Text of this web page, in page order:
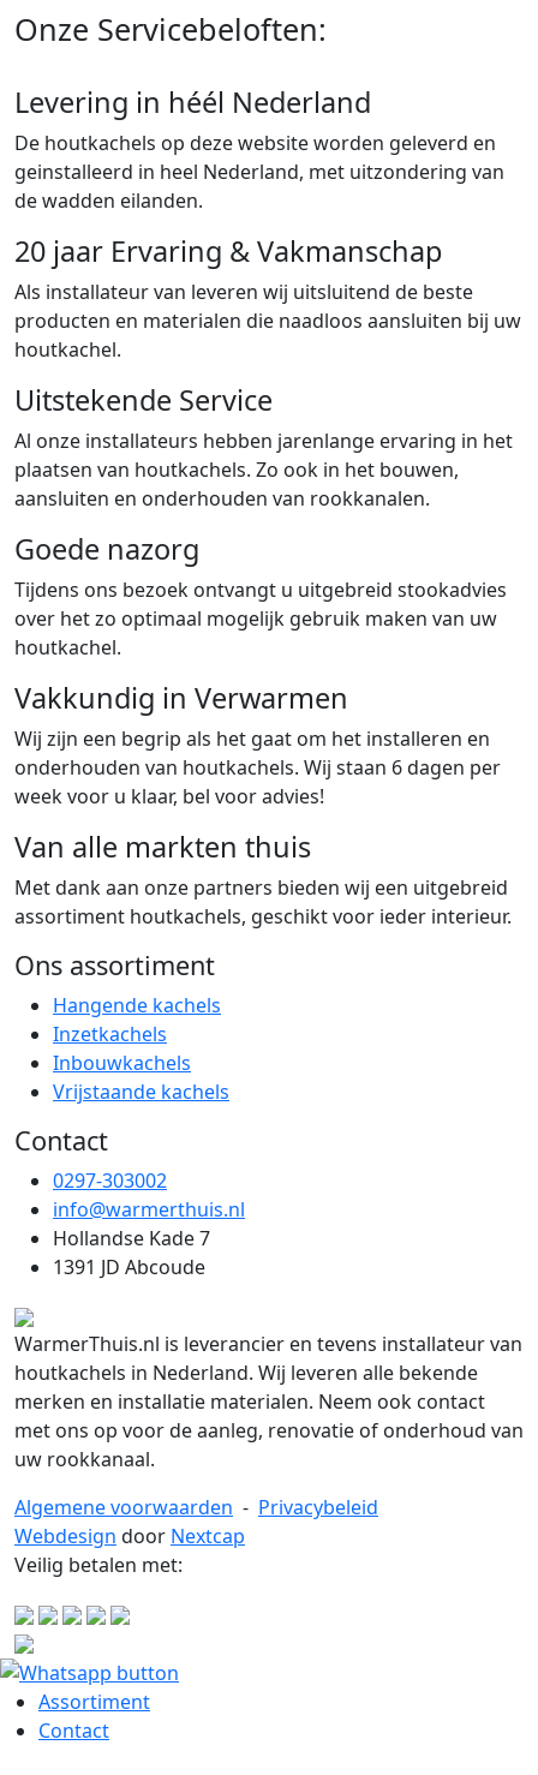
Onze Servicebeloften:
Levering in héél Nederland
De houtkachels op deze website worden geleverd en
geinstalleerd in heel Nederland, met uitzondering van
de wadden eilanden.
20 jaar Ervaring & Vakmanschap
Als installateur van leveren wij uitsluitend de beste
producten en materialen die naadloos aansluiten bij uw
houtkachel.
Uitstekende Service
Al onze installateurs hebben jarenlange ervaring in het
plaatsen van houtkachels. Zo ook in het bouwen,
aansluiten en onderhouden van rookkanalen.
Goede nazorg
Tijdens ons bezoek ontvangt u uitgebreid stookadvies
over het zo optimaal mogelijk gebruik maken van uw
houtkachel.
Vakkundig in Verwarmen
Wij zijn een begrip als het gaat om het installeren en
onderhouden van houtkachels. Wij staan 6 dagen per
week voor u klaar, bel voor advies!
Van alle markten thuis
Met dank aan onze partners bieden wij een uitgebreid
assortiment houtkachels, geschikt voor ieder interieur.
Ons assortiment
Hangende kachels
Inzetkachels
Inbouwkachels
Vrijstaande kachels
Contact
0297-303002
info@warmerthuis.nl
Hollandse Kade 7
1391 JD Abcoude
WarmerThuis.nl is leverancier en tevens installateur van
houtkachels in Nederland. Wij leveren alle bekende
merken en installatie materialen. Neem ook contact
met ons op voor de aanleg, renovatie of onderhoud van
uw rookkanaal.
Algemene voorwaarden - Privacybeleid
Webdesign door Nextcap
Veilig betalen met:
Assortiment
Contact